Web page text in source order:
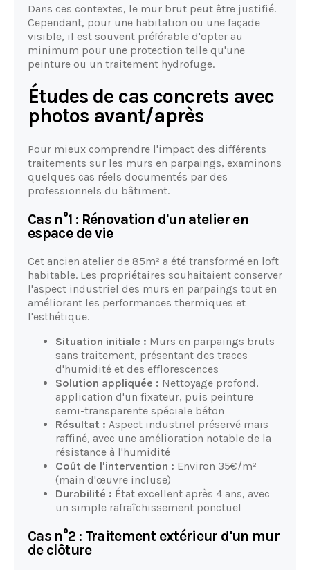
Dans ces contextes, le mur brut peut être justifié.
Cependant, pour une habitation ou une façade
visible, il est souvent préférable d'opter au
minimum pour une protection telle qu'une
peinture ou un traitement hydrofuge.
Études de cas concrets avec
photos avant/après
Pour mieux comprendre l'impact des différents
traitements sur les murs en parpaings, examinons
quelques cas réels documentés par des
professionnels du bâtiment.
Cas n°1 : Rénovation d'un atelier en
espace de vie
Cet ancien atelier de 85m² a été transformé en loft
habitable. Les propriétaires souhaitaient conserver
l'aspect industriel des murs en parpaings tout en
améliorant les performances thermiques et
l'esthétique.
Situation initiale : Murs en parpaings bruts
sans traitement, présentant des traces
d'humidité et des efflorescences
Solution appliquée : Nettoyage profond,
application d'un fixateur, puis peinture
semi-transparente spéciale béton
Résultat : Aspect industriel préservé mais
raffiné, avec une amélioration notable de la
résistance à l'humidité
Coût de l'intervention : Environ 35€/m²
(main d'œuvre incluse)
Durabilité : État excellent après 4 ans, avec
un simple rafraîchissement ponctuel
Cas n°2 : Traitement extérieur d'un mur
de clôture